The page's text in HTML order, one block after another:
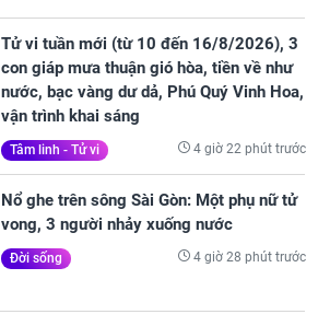
Tử vi tuần mới (từ 10 đến 16/8/2026), 3
con giáp mưa thuận gió hòa, tiền về như
nước, bạc vàng dư dả, Phú Quý Vinh Hoa,
vận trình khai sáng
Tâm linh - Tử vi 4 giờ 22 phút trước
Nổ ghe trên sông Sài Gòn: Một phụ nữ tử
vong, 3 người nhảy xuống nước
Đời sống 4 giờ 28 phút trước